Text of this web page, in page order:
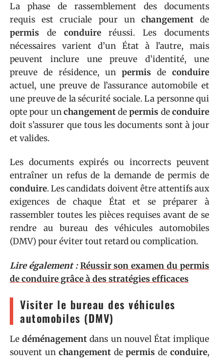
La phase de rassemblement des documents
requis est cruciale pour un changementde
permis de conduireréussi. Les documents
nécessaires varient d’un État à l’autre, mais
peuvent inclure une preuve d’identité, une
preuve de résidence, un permis de conduire
actuel, une preuve de l’assurance automobile et
une preuve de la sécurité sociale. La personne qui
opte pour unchangementdepermis deconduire
doit s’assurer que tous les documents sont à jour
et valides.
Les documents expirés ou incorrects peuvent
entraîner un refus de la demande de permis de
conduire. Les candidats doivent être attentifs aux
exigences de chaque État et se préparer à
rassembler toutes les pièces requises avant de se
rendre au bureau des véhicules automobiles
(DMV) pour éviter tout retard ou complication.
Lire également : Réussir son examen du permis
de conduire grâce à des stratégies efficaces
Visiter le bureau des véhicules
automobiles (DMV)
Ledéménagement dans un nouvel État implique
souvent un changementdepermis deconduire,